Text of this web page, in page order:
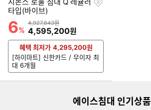
타입(바이브)
할인률
6%
상품금액
4,927,643원
할인금액
4,595,200원
혜택 최저가 4,295,200원
[하이마트] 신한카드 / 무이자 최
대 6개월
에이스침대 인기상품